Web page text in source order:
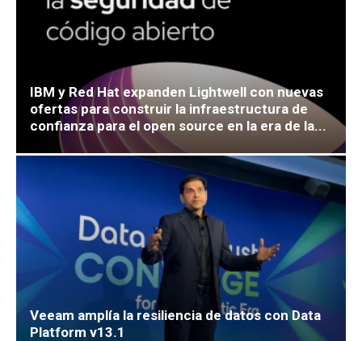
IBM y Red Hat expanden Lightwell con nuevas
ofertas para construir la infraestructura de
confianza para el open source en la era de la...
Veeam amplía la resiliencia de datos con Data
Platform v13.1